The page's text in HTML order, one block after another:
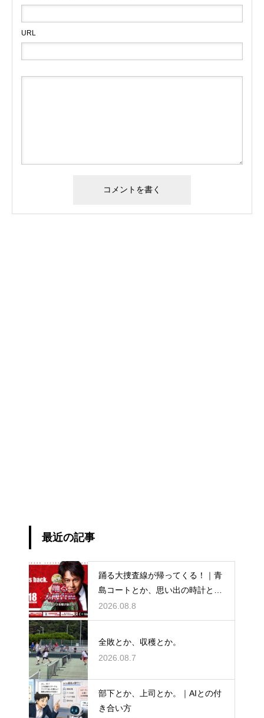
URL
最近の記事
踊る大捜査線が帰ってくる！｜青
島コートとか、思い出の時計と
か。
2026.08.8
全敗とか、収穫とか。
2026.08.7
部下とか、上司とか。｜AIとの付
き合い方